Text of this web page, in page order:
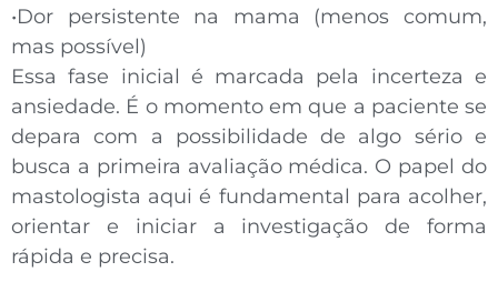
•Dor persistente na mama (menos comum,
mas possível)
Essa fase inicial é marcada pela incerteza e
ansiedade. É o momento em que a paciente se
depara com a possibilidade de algo sério e
busca a primeira avaliação médica. O papel do
mastologista aqui é fundamental para acolher,
orientar e iniciar a investigação de forma
rápida e precisa.